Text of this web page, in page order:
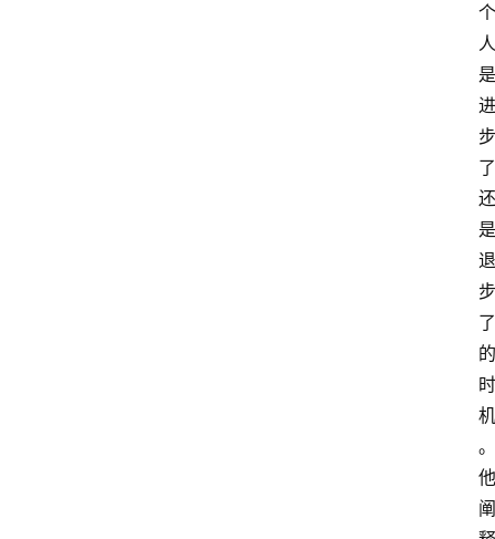
个
人
是
进
步
了
还
是
退
步
了
的
时
机
。
他
阐